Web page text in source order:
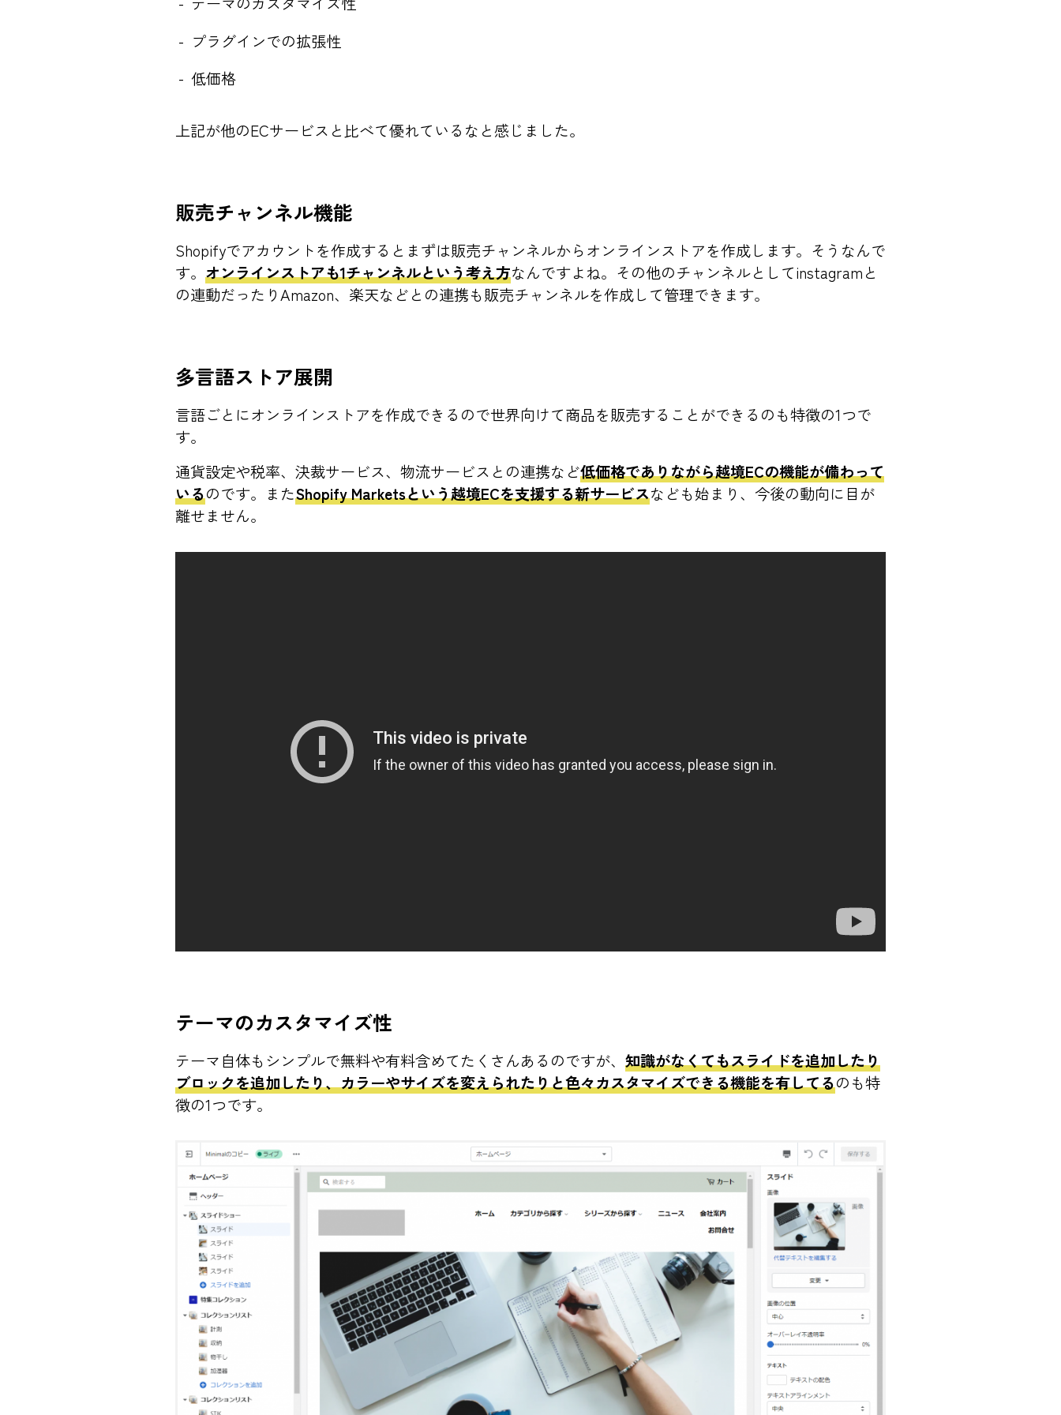
プラグインでの拡張性
低価格
上記が他のECサービスと比べて優れているなと感じました。
販売チャンネル機能
Shopifyでアカウントを作成するとまずは販売チャンネルからオンラインストアを作成します。そうなんで
す。 オンラインストアも1チャンネルという考え方なんですよね。その他のチャンネルとしてinstagramと
の連動だったりAmazon、楽天などとの連携も販売チャンネルを作成して管理できます。
多言語ストア展開
言語ごとにオンラインストアを作成できるので世界向けて商品を販売することができるのも特徴の1つで
す。
通貨設定や税率、決裁サービス、物流サービスとの連携など低価格でありながら越境ECの機能が備わって
いるのです。またShopify Marketsという越境ECを支援する新サービスなども始まり、今後の動向に目が
離せません。
テーマのカスタマイズ性
テーマ自体もシンプルで無料や有料含めてたくさんあるのですが、 知識がなくてもスライドを追加したり
ブロックを追加したり、カラーやサイズを変えられたりと色々カスタマイズできる機能を有してるのも特
徴の1つです。